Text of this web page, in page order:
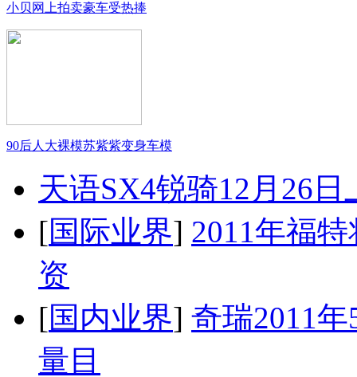
小贝网上拍卖豪车受热捧
90后人大裸模苏紫紫变身车模
天语SX4锐骑12月26
[国际业界] 2011年福
资
[国内业界] 奇瑞2011
量目